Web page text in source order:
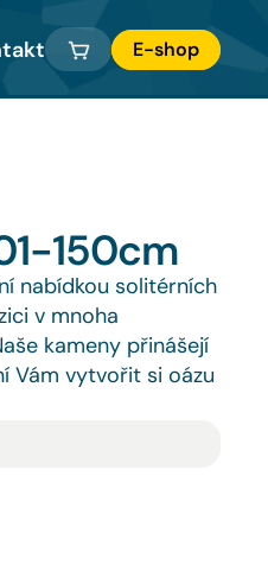
E-shop
150cm
nabídkou solitérních
v mnoha
kameny přinášejí
Vám vytvořit si oázu